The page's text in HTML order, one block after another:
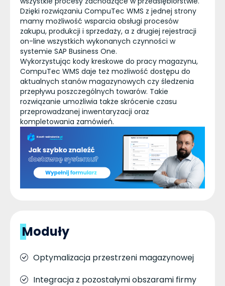
Dzięki rozwiązaniu CompuTec WMS z jednej strony
mamy możliwość wsparcia obsługi procesów
zakupu, produkcji i sprzedaży, a z drugiej rejestracji
on-line wszystkich wykonanych czynności w
systemie SAP Business One.
Wykorzystując kody kreskowe do pracy magazynu,
CompuTec WMS daje też możliwość dostępu do
aktualnych stanów magazynowych czy śledzenia
przepływu poszczególnych towarów. Takie
rozwiązanie umożliwia także skrócenie czasu
przeprowadzanej inwentaryzacji oraz
kompletowania zamówień.
Moduły
Optymalizacja przestrzeni magazynowej
Integracja z pozostałymi obszarami firmy